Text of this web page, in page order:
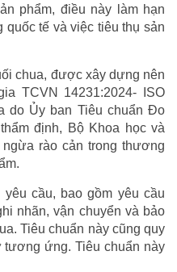
phẩm, điều này làm hạn
tế và việc tiêu thụ sản
chua, được xây dựng nên
TCVN 14231:2024- ISO
do Ủy ban Tiêu chuẩn Đo
định, Bộ Khoa học và
rào cản trong thương
cầu, bao gồm yêu cầu
nhãn, vận chuyển và bảo
Tiêu chuẩn này cũng quy
ứng. Tiêu chuẩn này